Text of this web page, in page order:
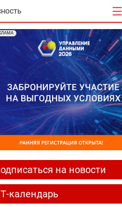
на новости
календарь